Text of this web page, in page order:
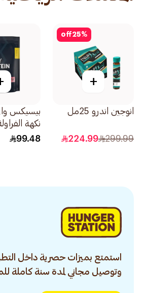
25%
off
+
انوجين اندرو 25مل
299.99
224.99
بيسيكس
نكهة الفراولة
99.48
استمتع بميزات حصرية داخل
وتوصيل مجاني لمدة سنة كاملة